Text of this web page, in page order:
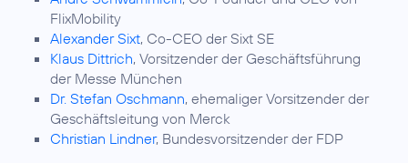
FlixMobility
Alexander Sixt, Co-CEO der Sixt SE
Klaus Dittrich, Vorsitzender der Geschäftsführung
der Messe München
Dr. Stefan Oschmann, ehemaliger Vorsitzender der
Geschäftsleitung von Merck
Christian Lindner, Bundesvorsitzender der FDP